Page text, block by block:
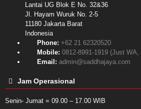
Lantai UG Blok E No. 32&36
Jl. Hayam Wuruk No. 2-5
11180 Jakarta Barat
Indonesia
Phone:+62 21 62320520
Mobile:0812-8991-1919 (Just WA,
Email:admin@saddhajaya.com
Jam Operasional
Senin- Jumat = 09.00 – 17.00 WIB